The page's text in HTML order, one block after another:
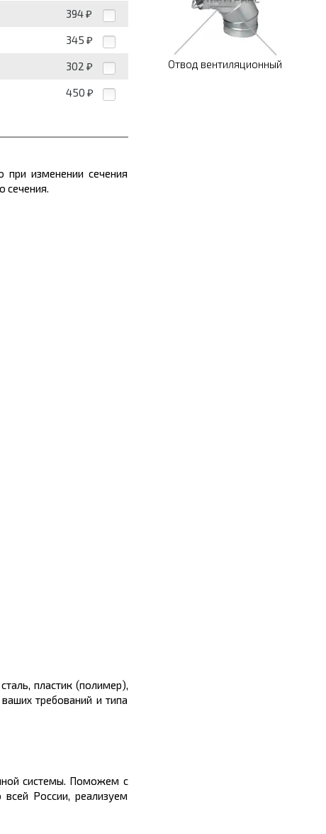
394 ₽
345 ₽
302 ₽
450 ₽
при изменении сечения
сечения.
пластик (полимер),
требований и типа
системы. Поможем с
России, реализуем
Отвод вентиляционный